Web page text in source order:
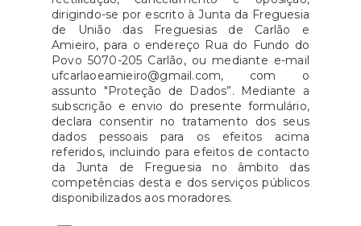
dirigindo-se por escrito à Junta da Freguesia
de União das Freguesias de Carlão e
Amieiro, para o endereço Rua do Fundo do
Povo 5070-205 Carlão, ou mediante e-mail
ufcarlaoeamieiro@gmail.com, com o
assunto "Proteção de Dados”. Mediante a
subscrição e envio do presente formulário,
declara consentir no tratamento dos seus
dados pessoais para os efeitos acima
referidos, incluindo para efeitos de contacto
da Junta de Freguesia no âmbito das
competências desta e dos serviços públicos
disponibilizados aos moradores.